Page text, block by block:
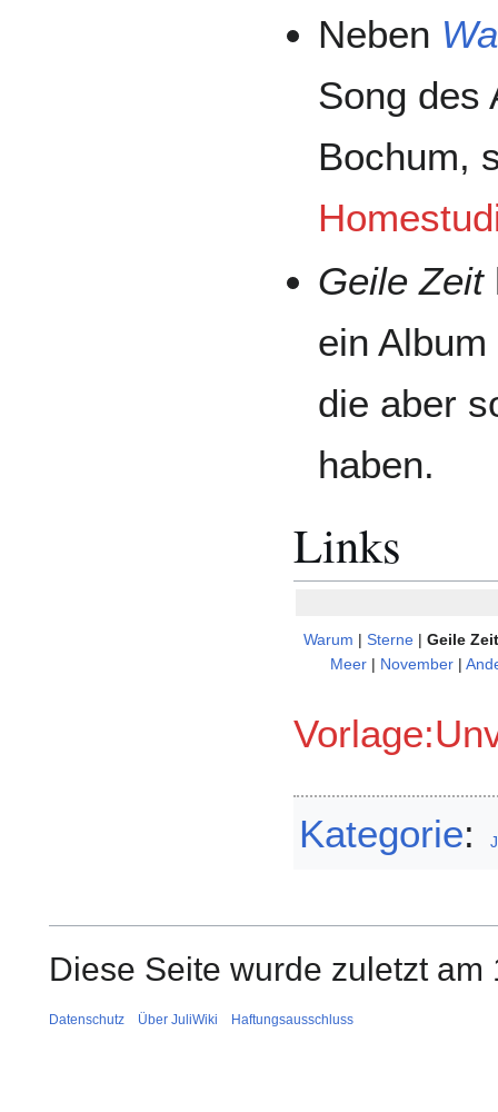
Neben
Song des
Bochum,
Geile Zeit
ein
die aber
haben.
Links
Warum | Sterne| Geile Zeit
Meer | November |
Kategorie:
Diese Seite wurde zuletzt
Datenschutz Über JuliWiki Haftungsausschluss